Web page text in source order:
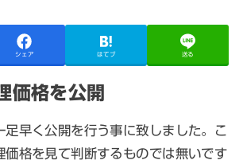
シェア はてブ 送る
価格を公開
足早く公開を行う事に致しました。こ
価格を見て判断するものでは無いです